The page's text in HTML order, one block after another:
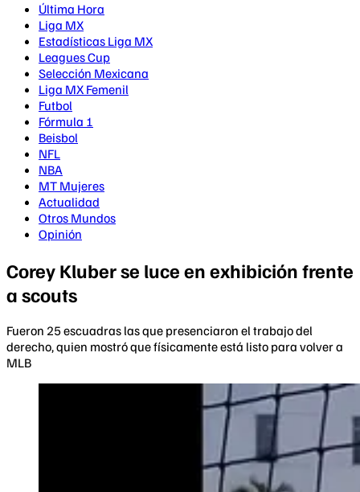
Última Hora
Liga MX
Estadísticas Liga MX
Leagues Cup
Selección Mexicana
Liga MX Femenil
Futbol
Fórmula 1
Beisbol
NFL
NBA
MT Mujeres
Actualidad
Otros Mundos
Opinión
Corey Kluber se luce en exhibición frente
a scouts
Fueron 25 escuadras las que presenciaron el trabajo del
derecho, quien mostró que físicamente está listo para volver a
MLB